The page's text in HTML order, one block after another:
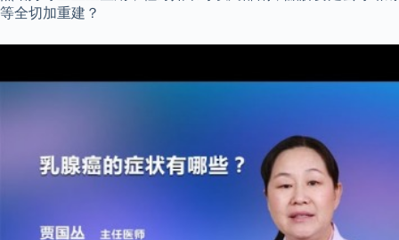
等全切加重建？